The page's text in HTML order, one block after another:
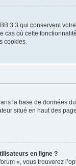
3.3 qui conservent
cas où cette
cookies.
la base de données
situé en haut des
en ligne ?
», vous trouverez